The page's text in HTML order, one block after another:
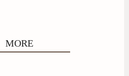
MORE